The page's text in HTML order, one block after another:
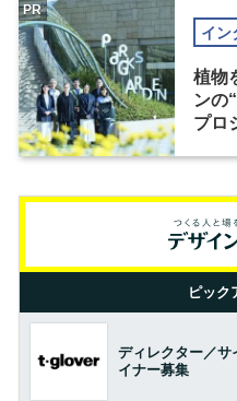
イン
植物
ンの
プロ
PR
ピック
ディレクター／サ
イナー募集